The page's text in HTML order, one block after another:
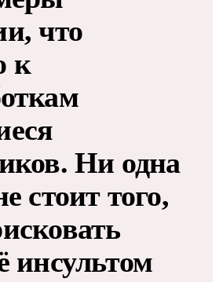
что
к
Ни одна
стоит того,
инсультом